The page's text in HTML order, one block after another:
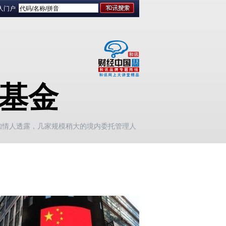
门户
金
人透露，几家规模稍大的境内委托管理人